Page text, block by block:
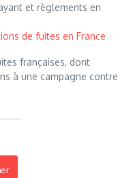
et règlements en
de fuites en France
françaises, dont
à une campagne contre